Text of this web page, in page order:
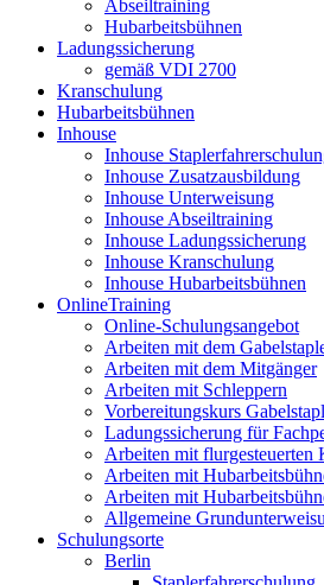
Abseiltraining
Hubarbeitsbühnen
Ladungssicherung
gemäß VDI 2700
Kranschulung
Hubarbeitsbühnen
Inhouse
Inhouse
Inhouse Zusatzausbildung
Inhouse Unterweisung
Inhouse Abseiltraining
Inhouse Ladungssicherung
Inhouse Kranschulung
Inhouse Hubarbeitsbühnen
OnlineTraining
Online-Schulungsangebot
Arbeiten mit dem
Arbeiten mit dem Mitgänger
Arbeiten mit Schleppern
Vorbereitungskurs
Ladungssicherung für
Arbeiten mit flurgesteuerten
Arbeiten mit
Arbeiten mit
Allgemeine
Schulungsorte
Berlin